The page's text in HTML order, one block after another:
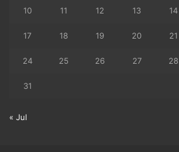
10 11 12 13 14
17 18 19 20 21
24 25 26 27 28
31
« Jul